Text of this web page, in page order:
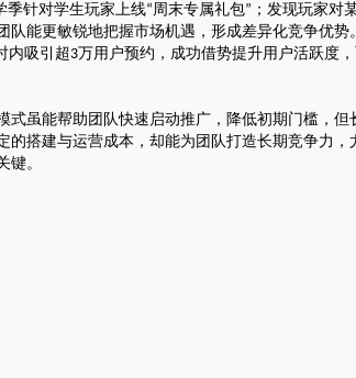
聚合盒子PC端
全新UI上线，引流新利器
包含多款大厂S级游戏
季针对学生玩家上线“周末专属礼包” ；发现玩家对
队能更敏锐地把握市场机遇，形成差异化竞争优
内吸引超3万用户预约，成功借势提升用户活跃度
式虽能帮助团队快速启动推广，降低初期门槛，但
的搭建与运营成本，却能为团队打造长期竞争力
键。